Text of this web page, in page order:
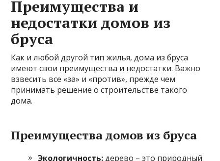
Преимущества и
недостатки домов из
бруса
Как и любой другой тип жилья, дома из бруса
имеют свои преимущества и недостатки. Важно
взвесить все «за» и «против», прежде чем
принимать решение о строительстве такого
дома.
Преимущества домов из бруса
Экологичность:дерево – это природный